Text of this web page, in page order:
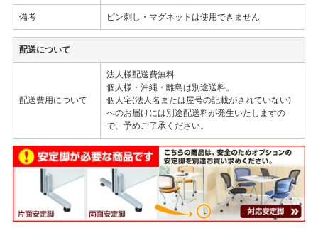
備考 ピン刺し・マグネットは使用できません
配送について
配送費用について
法人様配送費無料
個人様・沖縄・離島は別途送料。
個人宅(法人名または屋号の記載がされていない)
へのお届けには別途配送料が発生いたしますの
で、予めご了承ください。